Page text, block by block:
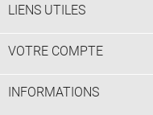
LIENS UTILES
VOTRE COMPTE
INFORMATIONS